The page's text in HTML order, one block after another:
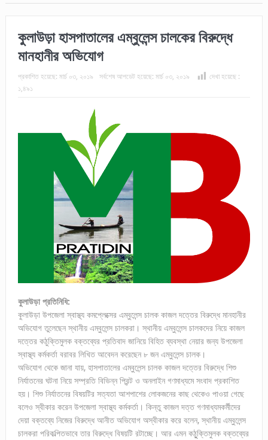
কুলাউড়া হাসপাতালের এম্বুলেন্স চালকের বিরুদ্ধে
মানহানীর অভিযোগ
প্রকাশিত হয়েছে: মার্চ ০৩, ২০১৯ সর্বশেষ আপডেট হয়েছে: মার্চ ০৩, ২০১৯
দেখা হয়েছে :
১,৪৯১
কুলাউড়া প্রতিনিধি:
কুলাউড়া উপজেলা স্বাস্থ্য কমপ্লেক্সের এম্বুলেন্স চালক কাজল দত্তের বিরুদ্ধে মানহানীর
অভিযোগ তুলেছেন স্থানীয় এম্বুলেন্স চালকরা। স্থানীয় এম্বুলেন্স চালকদের নিয়ে কাজল
দত্তের কঠুক্তিমুলক বক্তব্যের প্রতিবাদ জানিয়ে বিহিত ব্যবস্থা নেয়ার জন্য উপজেলা
স্বাস্থ্য কর্মকর্তা বরাবর লিখিত আবেদন করেছেন ৮ জন এম্বুলেন্স চালক।
অভিযোগ থেকে জানা যায়, হাসপাতালের এম্বুলেন্স চালক কাজল দত্তের বিরুদ্ধে শিশু
নির্যাতনের ঘটনা নিয়ে সম্প্রতি বিভিন্ন প্রিন্ট ও অনলাইন গণমাধ্যমে সংবাদ প্রকাশিত
হয়। শিশু নির্যাতনের বিষয়টির সত্যতা আশপাশের লোকজনের কাছ থেকেও পাওয়া গেছে
বলেও স্বীকার করেন উপজেলা স্বাস্থ্য কর্মকর্তা। কিন্তু কাজল দত্ত গণমাধ্যমকর্মীদের
দেয়া বক্তব্যে নিজের বিরুদ্ধে আনীত অভিযোগ অস্বীকার করে বলেন, স্থানীয় এম্বুলেন্স
চালকরা পরিকল্পিতভাবে তার বিরুদ্ধে বিষয়টি রটাচ্ছে। আর এমন কঠুুক্তিমুলক বক্তব্যের